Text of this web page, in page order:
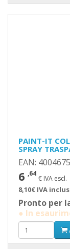
PAINT-IT
SPRAY
EAN:
6 ,64
€ IVA escl.
8,10€ IVA
Pronto per
● In